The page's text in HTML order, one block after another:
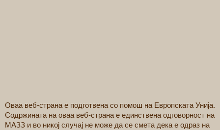
Оваа веб-страна е подготвена со помош на Европската Унија.
Содржината на оваа веб-страна е единствена одговорност на
МАЗЗ и во никој случај не може да се смета дека е одраз на